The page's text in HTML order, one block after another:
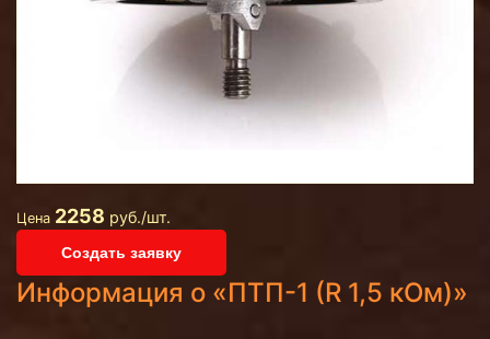
Цена 2258 руб./шт.
Создать заявку
Информация о «ПТП-1 (R 1,5 кОм)»